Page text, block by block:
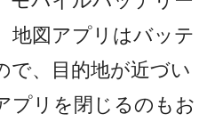
地図アプリはバッテ
で、目的地が近づい
プリを閉じるのもお